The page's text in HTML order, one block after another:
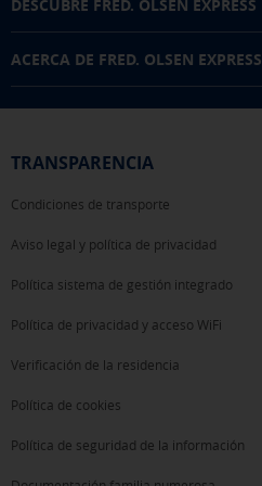
DESCUBRE FRED. OLSEN EXPRESS
ACERCA DE FRED. OLSEN EXPRESS
TRANSPARENCIA
Condiciones de transporte
Aviso legal y política de privacidad
Política sistema de gestión integrado
Política de privacidad y acceso WiFi
Verificación de la residencia
Política de cookies
Política de seguridad de la información